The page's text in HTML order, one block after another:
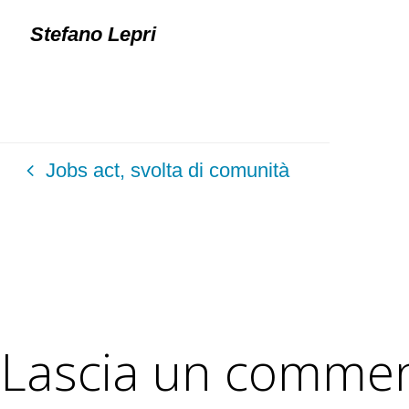
Stefano Lepri
Jobs act, svolta di comunità
Lascia un